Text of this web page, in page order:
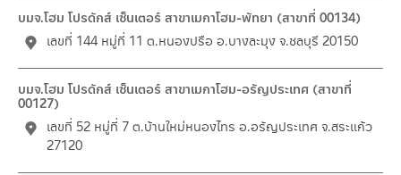
บมจ.โฮม โปรดักส์ เซ็นเตอร์ สาขาเมกาโฮม-พัทยา (สาขาที่ 00134)
เลขที่ 144 หมู่ที่ 11 ต.หนองปรือ อ.บางละมุง จ.ชลบุรี 20150
บมจ.โฮม โปรดักส์ เซ็นเตอร์ สาขาเมกาโฮม-อรัญประเทศ (สาขาที่
00127)
เลขที่ 52 หมู่ที่ 7 ต.บ้านใหม่หนองไทร อ.อรัญประเทศ จ.สระแก้ว
27120